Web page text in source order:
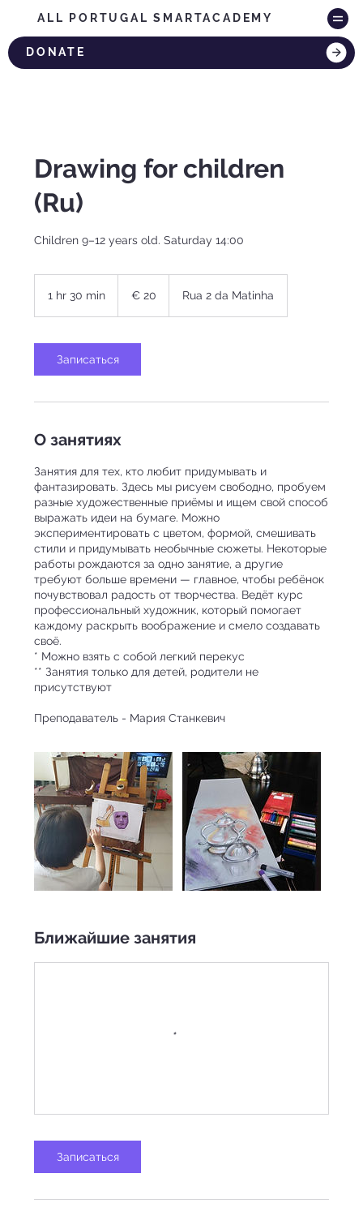
ALL PORTUGAL SMARTACADEMY
DONATE
Drawing for children
(Ru)
Сhildren 9–12 years old. Saturday 14:00
1 hr 30 min
0
m
€ 20 Rua 2 da Matinha
Записаться
О занятиях
Занятия для тех, кто любит придумывать и
фантазировать. Здесь мы рисуем свободно, пробуем
разные художественные приёмы и ищем свой способ
выражать идеи на бумаге. Можно
экспериментировать с цветом, формой, смешивать
стили и придумывать необычные сюжеты. Некоторые
работы рождаются за одно занятие, а другие
требуют больше времени — главное, чтобы ребёнок
почувствовал радость от творчества. Ведёт курс
профессиональный художник, который помогает
каждому раскрыть воображение и смело создавать
своё.
* Можно взять с собой легкий перекус
** Занятия только для детей, родители не
присутствуют
Преподаватель - Мария Станкевич
Ближайшие занятия
Записаться